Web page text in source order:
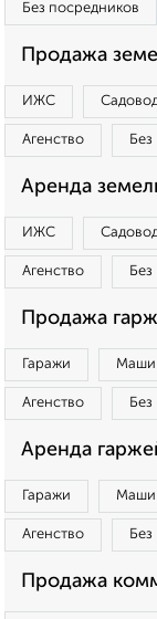
Без посредников
Продажа
ИЖС
Агенство
Аренда
ИЖС
Агенство
Продажа
Гаражи
Агенство
Аренда
Гаражи
Агенство
Продажа